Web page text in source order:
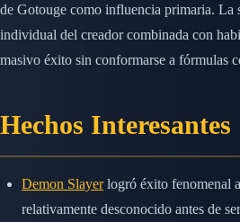
de Gotouge como influencia primaria. La
individual del creador combinada con
masivo éxito sin conformarse a fórmulas
Hechos Interesantes
Demon Slayerlogró éxito fenomenal
relativamente desconocido antes de